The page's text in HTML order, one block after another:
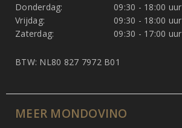
Donderdag:
09:30 - 18:00 uur
Vrijdag:
09:30 - 18:00 uur
Zaterdag:
09:30 - 17:00 uur
BTW: NL80 827 7972 B01
MEER MONDOVINO